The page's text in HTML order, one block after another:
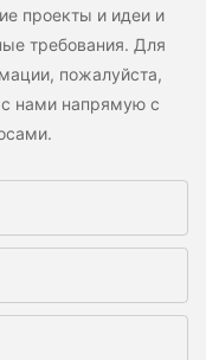
проекты и идеи и
требования. Для
пожалуйста,
с нами напрямую с